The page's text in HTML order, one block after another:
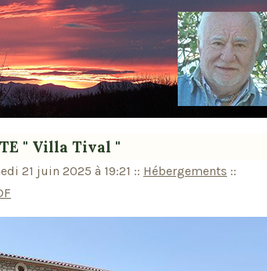
" Villa Tival "
21 juin 2025 à 19:21 :: Hébergements ::